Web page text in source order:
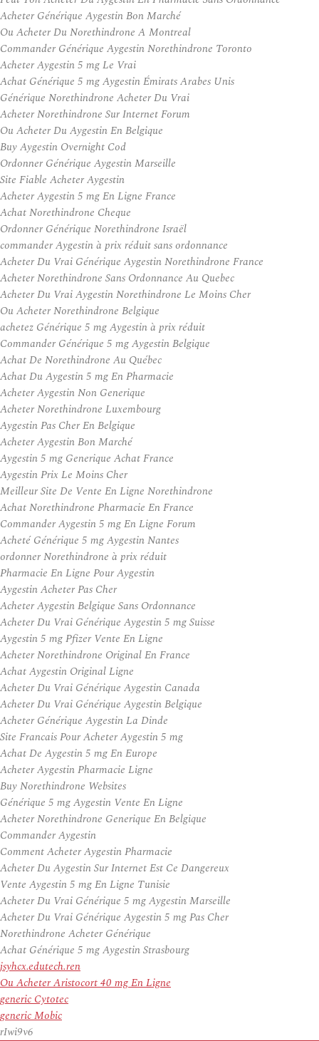
Acheter Générique Aygestin Bon Marché
Ou Acheter Du Norethindrone A Montreal
Commander Générique Aygestin Norethindrone Toronto
Acheter Aygestin 5 mg Le Vrai
Achat Générique 5 mg Aygestin Émirats Arabes Unis
Générique Norethindrone Acheter Du Vrai
Acheter Norethindrone Sur Internet Forum
Ou Acheter Du Aygestin En Belgique
Buy Aygestin Overnight Cod
Ordonner Générique Aygestin Marseille
Site Fiable Acheter Aygestin
Acheter Aygestin 5 mg En Ligne France
Achat Norethindrone Cheque
Ordonner Générique Norethindrone Israël
commander Aygestin à prix réduit sans ordonnance
Acheter Du Vrai Générique Aygestin Norethindrone France
Acheter Norethindrone Sans Ordonnance Au Quebec
Acheter Du Vrai Aygestin Norethindrone Le Moins Cher
Ou Acheter Norethindrone Belgique
achetez Générique 5 mg Aygestin à prix réduit
Commander Générique 5 mg Aygestin Belgique
Achat De Norethindrone Au Québec
Achat Du Aygestin 5 mg En Pharmacie
Acheter Aygestin Non Generique
Acheter Norethindrone Luxembourg
Aygestin Pas Cher En Belgique
Acheter Aygestin Bon Marché
Aygestin 5 mg Generique Achat France
Aygestin Prix Le Moins Cher
Meilleur Site De Vente En Ligne Norethindrone
Achat Norethindrone Pharmacie En France
Commander Aygestin 5 mg En Ligne Forum
Acheté Générique 5 mg Aygestin Nantes
ordonner Norethindrone à prix réduit
Pharmacie En Ligne Pour Aygestin
Aygestin Acheter Pas Cher
Acheter Aygestin Belgique Sans Ordonnance
Acheter Du Vrai Générique Aygestin 5 mg Suisse
Aygestin 5 mg Pfizer Vente En Ligne
Acheter Norethindrone Original En France
Achat Aygestin Original Ligne
Acheter Du Vrai Générique Aygestin Canada
Acheter Du Vrai Générique Aygestin Belgique
Acheter Générique Aygestin La Dinde
Site Francais Pour Acheter Aygestin 5 mg
Achat De Aygestin 5 mg En Europe
Acheter Aygestin Pharmacie Ligne
Buy Norethindrone Websites
Générique 5 mg Aygestin Vente En Ligne
Acheter Norethindrone Generique En Belgique
Commander Aygestin
Comment Acheter Aygestin Pharmacie
Acheter Du Aygestin Sur Internet Est Ce Dangereux
Vente Aygestin 5 mg En Ligne Tunisie
Acheter Du Vrai Générique 5 mg Aygestin Marseille
Acheter Du Vrai Générique Aygestin 5 mg Pas Cher
Norethindrone Acheter Générique
Achat Générique 5 mg Aygestin Strasbourg
jsyhcx.edutech.ren
Ou Acheter Aristocort 40 mg En Ligne
generic Cytotec
generic Mobic
rIwi9v6